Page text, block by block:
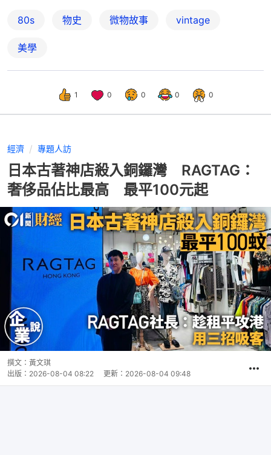
80s 物史 微物故事 vintage
美學
1 0 0 0 0
經濟 專題人訪
日本古著神店殺入銅鑼灣 RAGTAG：
奢侈品佔比最高 最平100元起
撰文： 黃文琪
出版： 2026-08-04 08:22 更新： 2026-08-04 09:48